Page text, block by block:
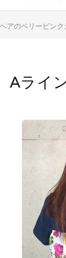
アのベリーピンク
Aライ